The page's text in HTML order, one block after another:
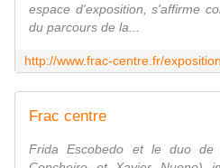
espace d'exposition, s'affirme
du parcours de la...
Frac centre
Frida Escobedo et le duo de